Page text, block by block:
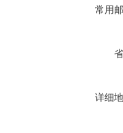
常用
详细